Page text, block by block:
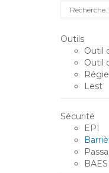
Rechercher
Outils
Outil
Outil
Régie
Lest
Sécurité
EPI
BAES